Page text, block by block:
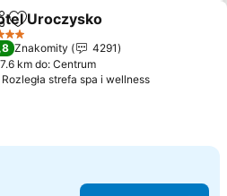
Dodaj do ulubionych
Uroczysko
Znakomity
4291
7.6 km do: Centrum
Rozległa strefa spa i wellnessWyświetl